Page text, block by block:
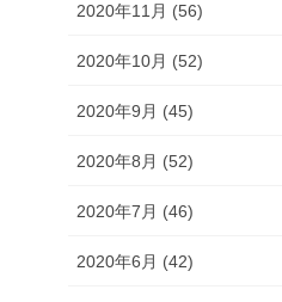
2020年11月 (56)
2020年10月 (52)
2020年9月 (45)
2020年8月 (52)
2020年7月 (46)
2020年6月 (42)